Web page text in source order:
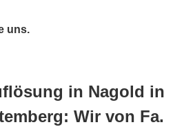
uns.
in Nagold in
Wir von Fa.